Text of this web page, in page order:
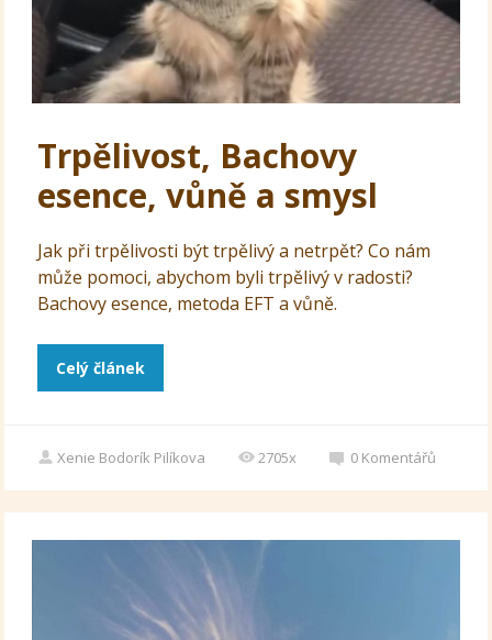
Trpělivost, Bachovy
esence, vůně a smysl
Jak při trpělivosti být trpělivý a netrpět? Co nám
může pomoci, abychom byli trpělivý v radosti?
Bachovy esence, metoda EFT a vůně.
Celý článek
Xenie Bodorík Pilíkova 2705x 0 Komentářů